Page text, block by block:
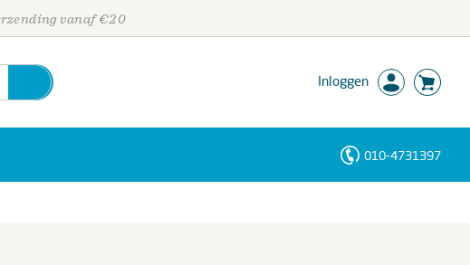
vanaf €20
Inloggen
010-4731397
Personen